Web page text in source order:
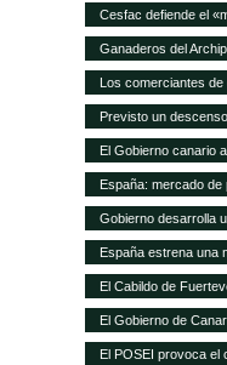
Cesfac defiende el
animales
Ganaderos del
Los comerciantes
celeridad en la
Previsto un
de los precios de la
El Gobierno canario
fomento de razas
España: mercado de
Gobierno desarrolla
animal
España estrena una
75.000 toneladas de
El Cabildo de
ganadero del
El Gobierno de
medioambiental
El POSEI provoca el